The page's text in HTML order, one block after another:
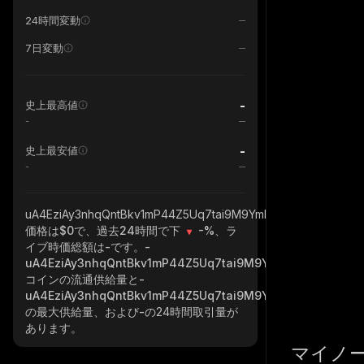
24時間変動
7日変動
史上最高値 -
-
史上最安値 -
-
uA4EziAy3nhqQntBkv1mP44Z5Uq7tai9M9YmkfWQbk2_solana
価格は$0で、過去24時間で下
-% 、ラ
イブ時価総額は-です。 -
コインの流通供給量と -
の最大供給量、および-の24時間取引量が
あります。
マイノ